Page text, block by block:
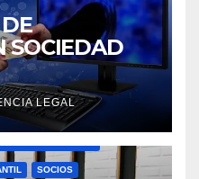
SOCIEDAD
LEGAL
SOCIOS